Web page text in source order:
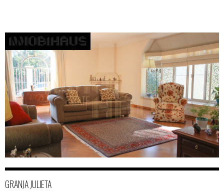
GRANJA JULIETA